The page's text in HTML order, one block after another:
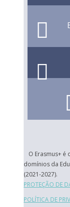
O Erasmus+
domínios da
(2021-2027).
PROTEÇÃO DE
POLÍTICA DE